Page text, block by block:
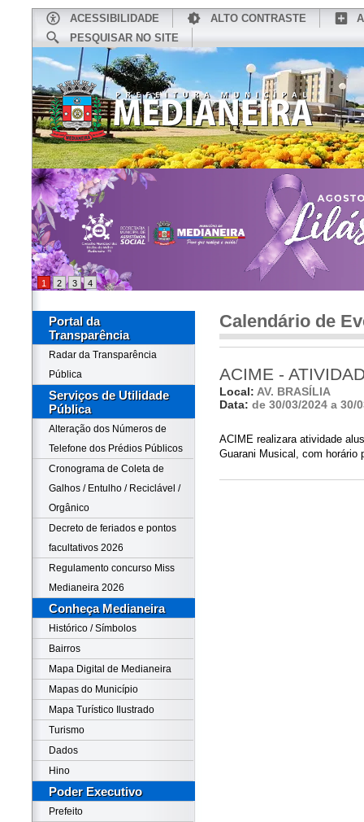
ACESSIBILIDADE ALTO CONTRASTE
PESQUISAR NO SITE
CONHEÇA MEDIANEIRA
1 2 3 4
Portal da
Transparência
Radar da Transparência
Pública
Serviços de Utilidade
Pública
Alteração dos Números de
Telefone dos Prédios Públicos
Cronograma de Coleta de
Galhos / Entulho / Reciclável /
Orgânico
Decreto de feriados e pontos
facultativos 2026
Regulamento concurso Miss
Medianeira 2026
Conheça Medianeira
Histórico / Símbolos
Bairros
Mapa Digital de Medianeira
Mapas do Município
Mapa Turístico Ilustrado
Turismo
Dados
Hino
Poder Executivo
Prefeito
Calendário de
ACIME -
Local: AV. BRASÍLIA
Data: de 30/03/2024 a 30/
ACIME realizara atividade
Guarani Musical, com horário